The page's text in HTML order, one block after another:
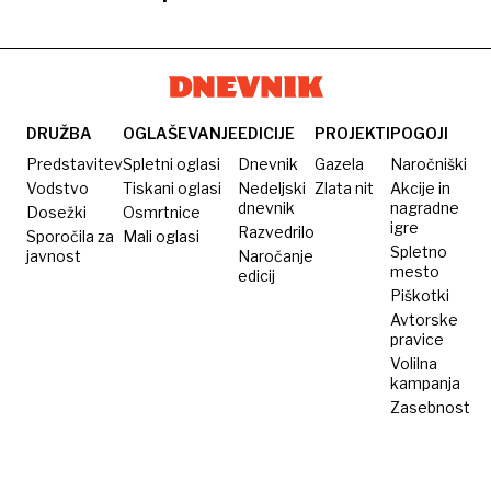
tekme
vrata,
pomanjkanje
kadrov
za
moške:
spektakel
pod
Rožnikom
DRUŽBA
Predstavitev
Vodstvo
Dosežki
Sporočila za
javnost
OGLAŠEVANJE
Spletni oglasi
Tiskani oglasi
Osmrtnice
Mali oglasi
EDICIJE
Dnevnik
Nedeljski
dnevnik
Razvedrilo
Naročanje
edicij
PROJEKTI
Gazela
Zlata nit
POGOJI
Naročniški
Akcije in
nagradne
igre
Spletno
mesto
Piškotki
Avtorske
pravice
Volilna
kampanja
Zasebnost